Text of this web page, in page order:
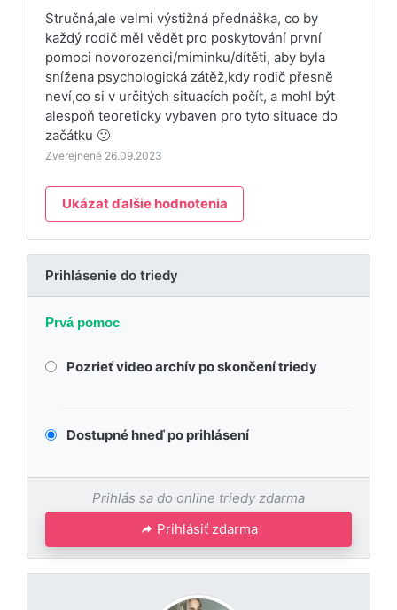
Stručná,ale velmi výstižná přednáška, co by
každý rodič měl vědět pro poskytování první
pomoci novorozenci/miminku/dítěti, aby byla
snížena psychologická zátěž,kdy rodič přesně
neví,co si v určitých situacích počít, a mohl být
alespoň teoreticky vybaven pro tyto situace do
začátku 🙂
Zverejnené 26.09.2023
Ukázat ďalšie hodnotenia
Prihlásenie do triedy
Prvá pomoc
Pozrieť video archív po skončení triedy
Dostupné hneď po prihlásení
Prihlás sa do online triedy zdarma
Prihlásiť zdarma